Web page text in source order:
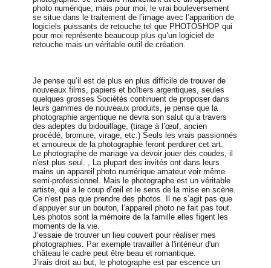
photo numérique, mais pour moi, le vrai bouleversement
se situe dans le traitement de l’image avec l’apparition de
logiciels puissants de retouche tel que PHOTOSHOP qui
pour moi représente beaucoup plus qu’un logiciel de
retouche mais un véritable outil de création.
Je pense qu’il est de plus en plus difficile de trouver de
nouveaux films, papiers et boîtiers argentiques, seules
quelques grosses Sociétés continuent de proposer dans
leurs gammes de nouveaux produits, je pense que la
photographie argentique ne devra son salut qu’a travers
des adeptes du bidouillage, (tirage à l’œuf, ancien
procédé, bromure, virage, etc.) Seuls les vrais passionnés
et amoureux de la photographie feront perdurer cet art.
Le photographe de mariage va devoir jouer des coudes, il
n'est plus seul. , La plupart des invités ont dans leurs
mains un appareil photo numérique amateur voir même
semi-professionnel. Mais le photographe est un véritable
artiste, qui a le coup d’œil et le sens de la mise en scène.
Ce n'est pas que prendre des photos. Il ne s’agit pas que
d’appuyer sur un bouton, l’appareil photo ne fait pas tout.
Les photos sont la mémoire de la famille elles figent les
moments de la vie.
J’essaie de trouver un lieu couvert pour réaliser mes
photographies. Par exemple travailler à l'intérieur d'un
château le cadre peut être beau et romantique.
J'irais droit au but, le photographe est par escence un